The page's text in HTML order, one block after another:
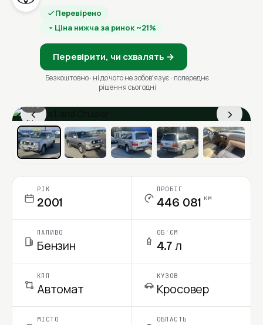
Перевірено
Ціна нижча за ринок ~21%
Перевірити, чи схвалять →
Безкоштовно · ні до чого не зобовʼязує · попереднє
рішення сьогодні
‹ ›
1 / 6
Ціна в місяць
РІК
2001
ПРОБІГ
446 081 км
ПАЛИВО
Бензин
ОБ'ЄМ
4.7 л
КПП
Автомат
КУЗОВ
Кросовер
МІСТО ОБЛАСТЬ